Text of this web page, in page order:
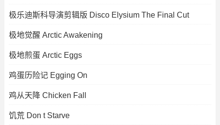
极乐迪斯科导演剪辑版 Disco Elysium The Final Cut
极地觉醒 Arctic Awakening
极地煎蛋 Arctic Eggs
鸡蛋历险记 Egging On
鸡从天降 Chicken Fall
饥荒 Don t Starve